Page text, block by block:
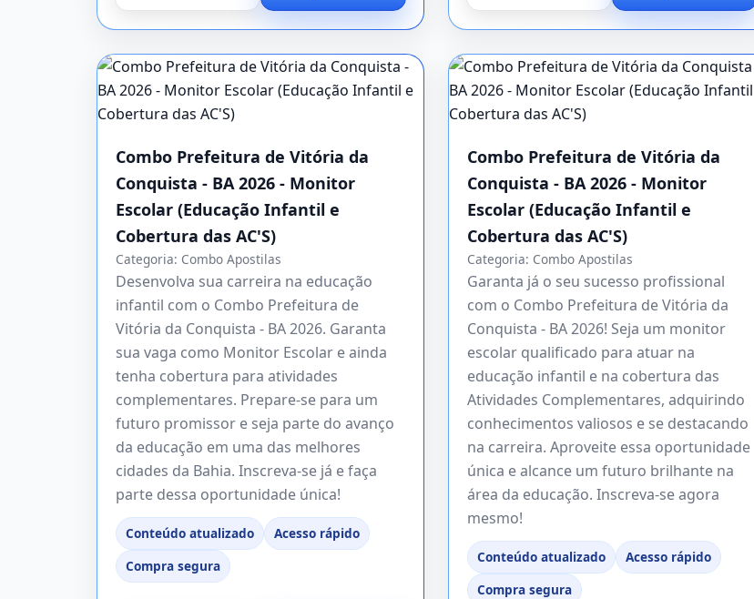
Combo Prefeitura de Vitória da
Conquista - BA 2026 - Monitor
Escolar (Educação Infantil e
Cobertura das AC'S)
Categoria: Combo Apostilas
Desenvolva sua carreira na educação
infantil com o Combo Prefeitura de
Vitória da Conquista - BA 2026. Garanta
sua vaga como Monitor Escolar e ainda
tenha cobertura para atividades
complementares. Prepare-se para um
futuro promissor e seja parte do avanço
da educação em uma das melhores
cidades da Bahia. Inscreva-se já e faça
parte dessa oportunidade única!
Conteúdo atualizado
Acesso rápido
Compra segura
Combo Prefeitura de Vitória da
Conquista - BA 2026 - Monitor
Escolar (Educação Infantil e
Cobertura das AC'S)
Categoria: Combo Apostilas
Garanta já o seu sucesso profissional
com o Combo Prefeitura de Vitória da
Conquista - BA 2026! Seja um monitor
escolar qualificado para atuar na
educação infantil e na cobertura das
Atividades Complementares, adquirindo
conhecimentos valiosos e se destacando
na carreira. Aproveite essa oportunidade
única e alcance um futuro brilhante na
área da educação. Inscreva-se agora
mesmo!
Conteúdo atualizado
Acesso rápido
Compra segura